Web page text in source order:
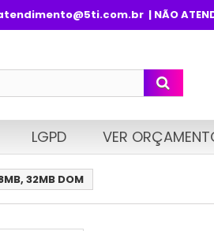
| NÃO
LGPD VER
32MB DOM